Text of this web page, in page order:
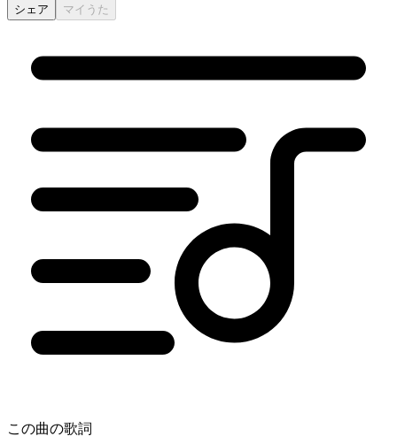
シェア マイうた
この曲の歌詞